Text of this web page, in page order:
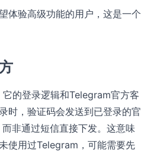
体验高级功能的用户，这是一个
它的登录逻辑和Telegram官方客
时，验证码会发送到已登录的官
非通过短信直接下发。这意味
使用过Telegram，可能需要先